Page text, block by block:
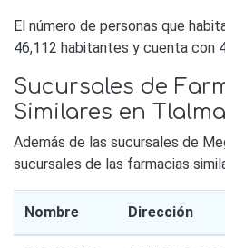
El número de personas que
46,112 habitantes y cuenta con
Sucursales de
Similares en
Además de las sucursales de
sucursales de las farmacias
Nombre Dirección